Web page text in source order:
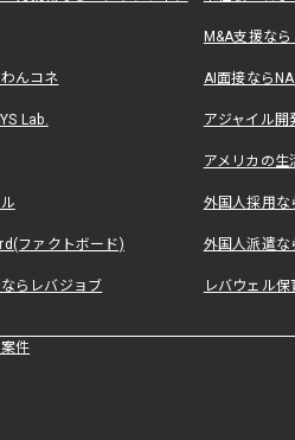
M&A支援な
んコネ AI面接なら
Lab. アジャイル
アメリカの
外国人採用
ファクトボード) 外国人派遣な
らレバジョブ レバウェル
件